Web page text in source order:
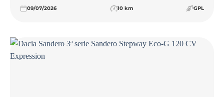
09/07/2026 10 km GPL